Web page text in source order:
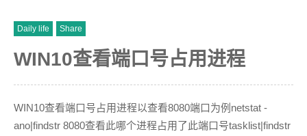
Daily life Share
WIN10查看端口号占用进程
WIN10查看端口号占用进程以查看8080端口为例netstat -
ano|findstr 8080查看此哪个进程占用了此端口号tasklist|findstr